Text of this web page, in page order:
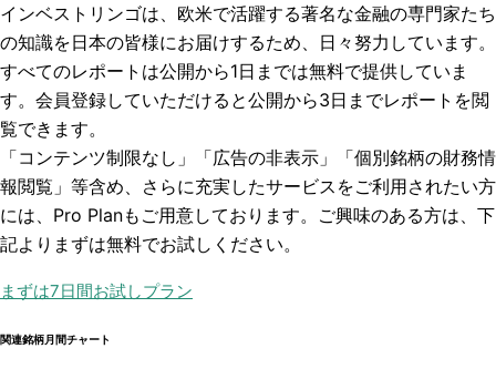
インベストリンゴは、欧米で活躍する著名な金融の専門家たち
の知識を日本の皆様にお届けするため、日々努力しています。
すべてのレポートは公開から1日までは無料で提供していま
す。会員登録していただけると公開から3日までレポートを閲
覧できます。
「コンテンツ制限なし」「広告の非表示」「個別銘柄の財務情
報閲覧」 等含め、さらに充実したサービスをご利用されたい方
には、Pro Planもご用意しております。ご興味のある方は、下
記よりまずは無料でお試しください。
まずは7日間お試しプラン
関連銘柄月間チャート